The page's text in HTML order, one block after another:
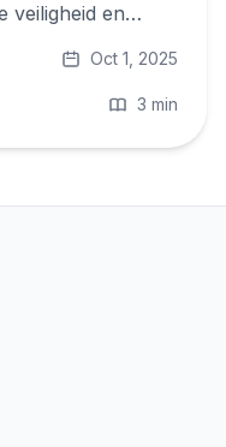
veiligheid en
Oct 1, 2025
3 min